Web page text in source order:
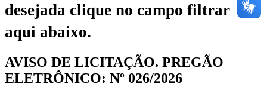
desejada clique no campo filtrar
aqui abaixo.
AVISO DE LICITAÇÃO. PREGÃO
ELETRÔNICO: Nº 026/2026